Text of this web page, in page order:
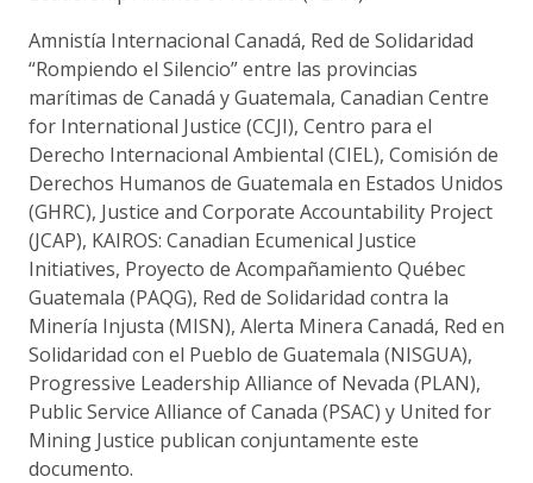
Amnistía Internacional Canadá, Red de Solidaridad
“Rompiendo el Silencio” entre las provincias
marítimas de Canadá y Guatemala, Canadian Centre
for International Justice (CCJI), Centro para el
Derecho Internacional Ambiental (CIEL), Comisión de
Derechos Humanos de Guatemala en Estados Unidos
(GHRC), Justice and Corporate Accountability Project
(JCAP), KAIROS: Canadian Ecumenical Justice
Initiatives, Proyecto de Acompañamiento Québec
Guatemala (PAQG), Red de Solidaridad contra la
Minería Injusta (MISN), Alerta Minera Canadá, Red en
Solidaridad con el Pueblo de Guatemala (NISGUA),
Progressive Leadership Alliance of Nevada (PLAN),
Public Service Alliance of Canada (PSAC) y United for
Mining Justice publican conjuntamente este
documento.